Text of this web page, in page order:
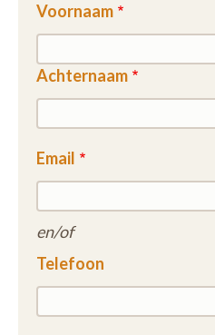
Voornaam
Achternaam
Email
en/of
Telefoon